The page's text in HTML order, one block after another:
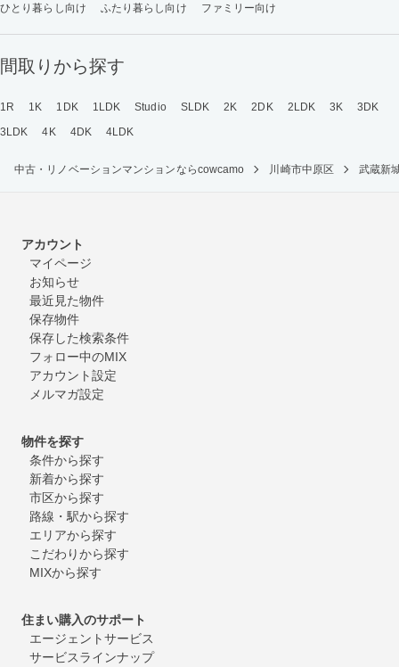
ひとり暮らし向け
ふたり暮らし向け ファミリー向け
間取りから探す
1R 1K 1DK 1LDK Studio SLDK 2K 2DK 2LDK 3K
3DK
3LDK
4K 4DK 4LDK
中古・リノベーションマンションならcowcamo 川崎市中原区 武蔵新
アカウント
マイページ
お知らせ
最近見た物件
保存物件
保存した検索条件
フォロー中のMIX
アカウント設定
メルマガ設定
物件を探す
条件から探す
新着から探す
市区から探す
路線・駅から探す
エリアから探す
こだわりから探す
MIXから探す
住まい購入のサポート
エージェントサービス
サービスラインナップ